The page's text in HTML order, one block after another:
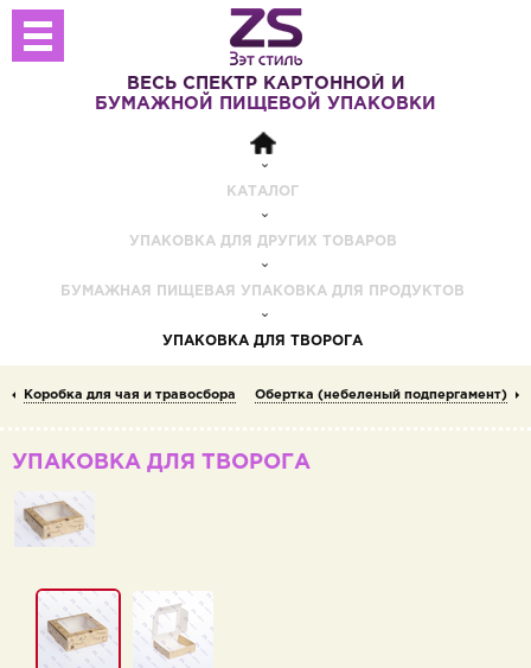
ВЕСЬ СПЕКТР
КАРТОННОЙ И
БУМАЖНОЙ
ПИЩЕВОЙ УПАКОВКИ
КАТАЛОГ
УПАКОВКА ДЛЯ ДРУГИХ ТОВАРОВ
БУМАЖНАЯ ПИЩЕВАЯ УПАКОВКА ДЛЯ ПРОДУКТОВ
УПАКОВКА ДЛЯ ТВОРОГА
Коробка для чая и травосбора Обертка (небеленый подпергамент)
УПАКОВКА ДЛЯ ТВОРОГА